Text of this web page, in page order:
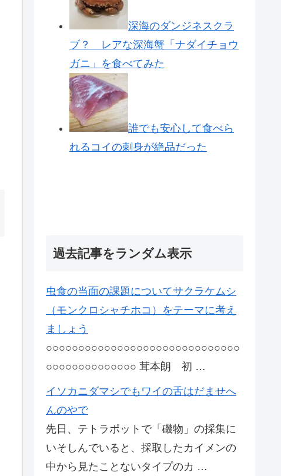
深海のダンジネスクラ
ブ？ レアな深海蟹「ナダイチョウ
ガニ」を食べてみた
誰でも安心して食べら
れるコイの刺身が絶品だった
過去記事をランダム表示
虫食の当面の課題についてサクラケムシ
（モンクロシャチホコ）をテーマに考え
ましょう
○○○○○○○○○○○○○○○○○○○○○○○○○○○○○○
○○○○○○○○○○○○○○ 茸本朗 初 …
イソカニダマシでもワイの舌はだませへ
んのやで
先日、テトラポットで「磯物」の採集に
いそしんでいると、採取したカイメンの
中から見たことないタイプのカ …